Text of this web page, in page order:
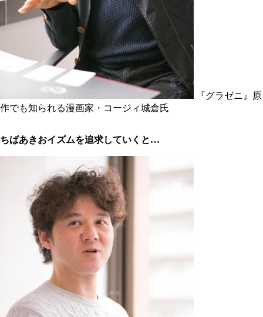
『グラゼニ』原
作でも知られる漫画家・コージィ城倉氏
ちばあきおイズムを追求していくと…